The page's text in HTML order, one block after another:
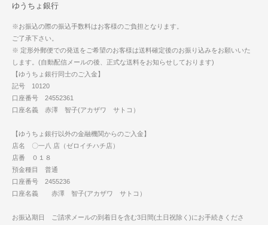
ゆうちょ銀行
※お振込の際の振込手数料はお客様のご負担となります。
ご了承下さい。
※ 定形外郵便での発送をご希望のお客様は送料確定後のお振り込みをお願いいた
します。(自動配信メールの後、正式な送料をお知らせしております)
【ゆうちょ銀行同士のご入金】
記号 10120
口座番号 24552361
口座名義 赤澤 智子(アカザワ サトコ）
【ゆうちょ銀行以外の金融機関からのご入金】
店名 〇一八 店（ゼロイチハチ店）
店番 ０１８
預金種目 普通
口座番号 2455236
口座名義 赤澤 智子(アカザワ サトコ）
お振込期日 ご請求メールの到着日を含む3日間(土日祝除く)にお手続きくださ